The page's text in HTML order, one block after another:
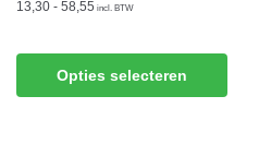
13,30 - 58,55 incl. BTW
Opties selecteren
product